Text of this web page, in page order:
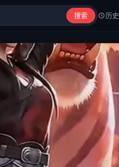
搜索 历史